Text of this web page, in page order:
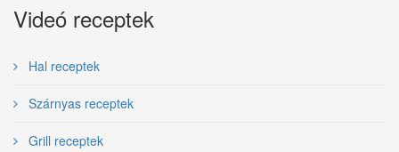
Videó receptek
Hal receptek
Szárnyas receptek
Grill receptek